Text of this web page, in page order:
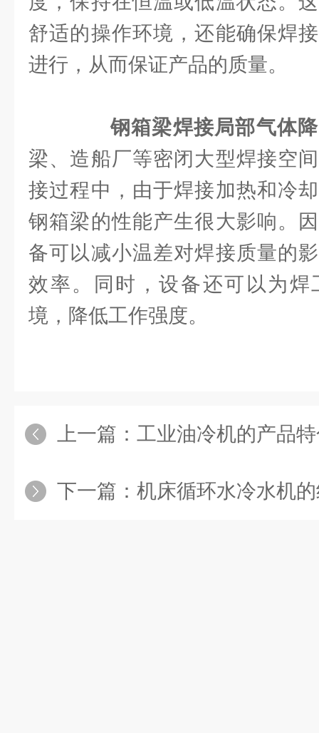
舒适的操作环境，还能确保焊
进行，从而保证产品的质量。
钢箱梁焊接局部气体
梁、造船厂等密闭大型焊接空
接过程中，由于焊接加热和冷
钢箱梁的性能产生很大影响。
备可以减小温差对焊接质量的
效率。同时，设备还可以为焊
境，降低工作强度。
上一篇： 工业油冷机的产品
下一篇： 机床循环水冷水机的